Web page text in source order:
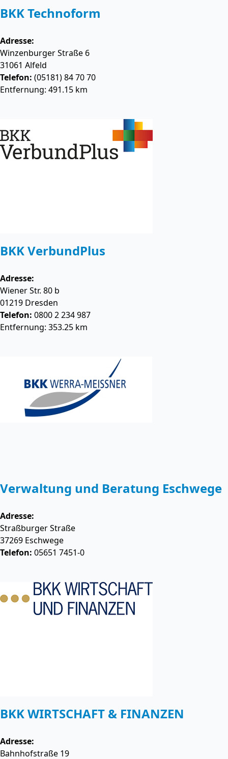
BKK Technoform
Adresse:
Winzenburger Straße 6
31061 Alfeld
Telefon: (05181) 84 70 70
Entfernung: 491.15 km
BKK VerbundPlus
Adresse:
Wiener Str. 80 b
01219 Dresden
Telefon: 0800 2 234 987
Entfernung: 353.25 km
Verwaltung und Beratung Eschwege
Adresse:
Straßburger Straße
37269 Eschwege
Telefon: 05651 7451-0
BKK WIRTSCHAFT & FINANZEN
Adresse:
Bahnhofstraße 19